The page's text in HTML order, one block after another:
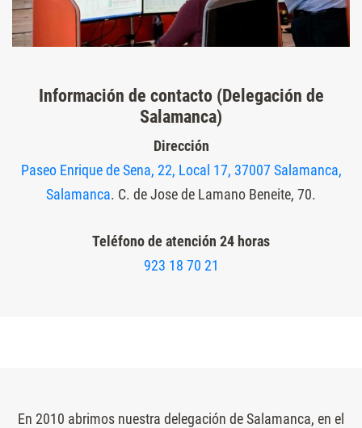
Información de contacto (Delegación de
Salamanca)
Dirección
Paseo Enrique de Sena, 22, Local 17, 37007 Salamanca,
Salamanca. C. de Jose de Lamano Beneite, 70.
Teléfono de atención 24 horas
923 18 70 21
En 2010 abrimos nuestra delegación de Salamanca, en el